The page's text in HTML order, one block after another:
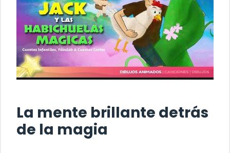
La mente brillante detrás
de la magia